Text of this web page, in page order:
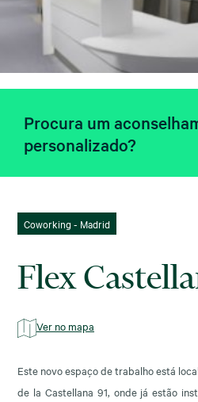
Procura um
personalizado?
Coworking - Madrid
Flex
Ver no mapa
Este novo espaço de trabalho está
de la Castellana 91, onde já estão